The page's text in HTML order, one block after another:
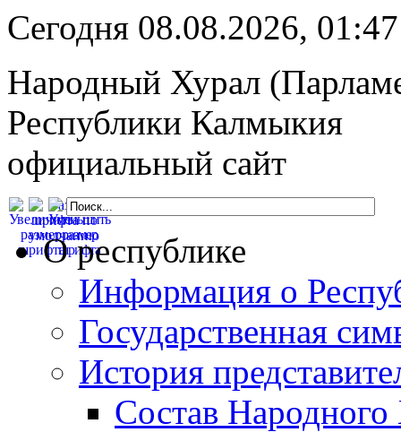
Сегодня 08.08.2026,
Народный Хурал
Республики Калмыкия
официальный сайт
О республике
Информация о
Государственная
История
Состав Народного